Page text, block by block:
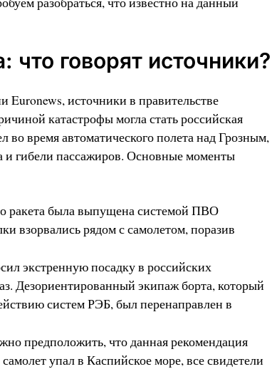
что говорят источники?
источники в правительстве
катастрофы могла стать российская
во время автоматического полета над Грозным,
и гибели пассажиров. Основные моменты
ракета была выпущена системой ПВО
взорвались рядом с самолетом, поразив
экстренную посадку в российских
Дезориентированный экипаж борта, который
систем РЭБ, был перенаправлен в
предположить, что данная рекомендация
упал в Каспийское море, все свидетели